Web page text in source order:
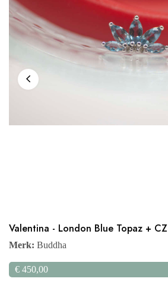
Valentina - London Blue Topaz + CZ
Merk: Buddha
€ 450,00